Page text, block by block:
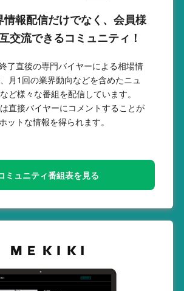
情報配信だけでなく、会員様
交流できるコミュニティ！
了直後の専門バイヤーによる相場情
月1回の業界動向などを含めたニュ
ど様々な番組を配信しています。
直接バイヤーにコメントすることが
ットな情報を得られます。
ミュニティ番組表を見る